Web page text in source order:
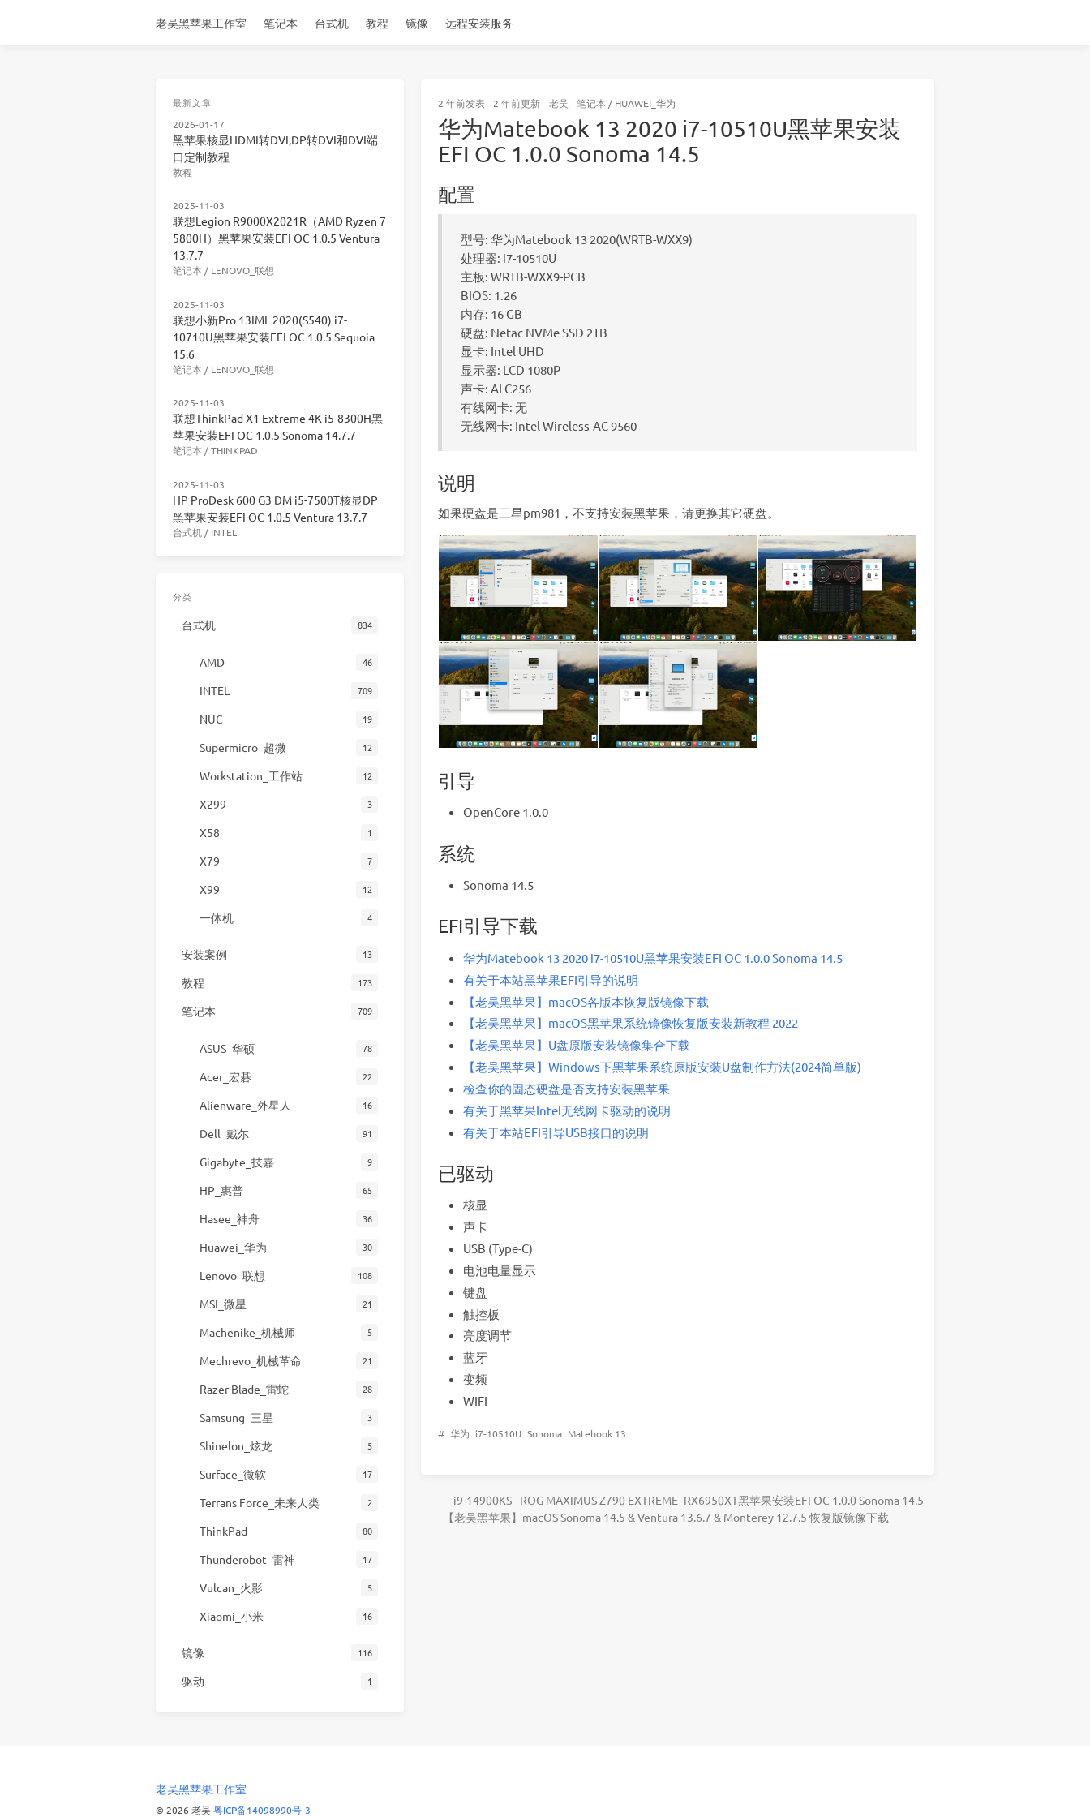
老吴黑苹果工作室 笔记本 台式机 教程 镜像 远程安装服务
2 年前发表 2 年前更新 老吴 笔记本 / HUAWEI_华为
华为Matebook 13 2020 i7-10510U黑苹果安装
EFI OC 1.0.0 Sonoma 14.5
配置
型号: 华为Matebook 13 2020(WRTB-WXX9)
处理器: i7-10510U
主板: WRTB-WXX9-PCB
BIOS: 1.26
内存: 16 GB
硬盘: Netac NVMe SSD 2TB
显卡: Intel UHD
显示器: LCD 1080P
声卡: ALC256
有线网卡: 无
无线网卡: Intel Wireless-AC 9560
说明
如果硬盘是三星pm981，不支持安装黑苹果，请更换其它硬盘。
引导
OpenCore 1.0.0
系统
Sonoma 14.5
EFI引导下载
华为Matebook 13 2020 i7-10510U黑苹果安装EFI OC 1.0.0 Sonoma 14.5
有关于本站黑苹果EFI引导的说明
【老吴黑苹果】macOS各版本恢复版镜像下载
【老吴黑苹果】macOS黑苹果系统镜像恢复版安装新教程 2022
【老吴黑苹果】U盘原版安装镜像集合下载
【老吴黑苹果】Windows下黑苹果系统原版安装U盘制作方法(2024简单版)
检查你的固态硬盘是否支持安装黑苹果
有关于黑苹果Intel无线网卡驱动的说明
有关于本站EFI引导USB接口的说明
已驱动
核显
声卡
USB (Type-C)
电池电量显示
键盘
触控板
亮度调节
蓝牙
变频
WIFI
# 华为 i7-10510U Sonoma Matebook 13
i9-14900KS - ROG MAXIMUS Z790 EXTREME -RX6950XT黑苹果安装EFI OC 1.0.0 Sonoma 14.5
【老吴黑苹果】macOS Sonoma 14.5 & Ventura 13.6.7 & Monterey 12.7.5 恢复版镜像下载
最新文章
2026-01-17
黑苹果核显HDMI转DVI,DP转DVI和DVI端
口定制教程
教程
2025-11-03
联想Legion R9000X2021R（AMD Ryzen 7
5800H）黑苹果安装EFI OC 1.0.5 Ventura
13.7.7
笔记本 / LENOVO_联想
2025-11-03
联想小新Pro 13IML 2020(S540) i7-
10710U黑苹果安装EFI OC 1.0.5 Sequoia
15.6
笔记本 / LENOVO_联想
2025-11-03
联想ThinkPad X1 Extreme 4K i5-8300H黑
苹果安装EFI OC 1.0.5 Sonoma 14.7.7
笔记本 /THINKPAD
2025-11-03
HP ProDesk 600 G3 DM i5-7500T核显DP
黑苹果安装EFI OC 1.0.5 Ventura 13.7.7
台式机 / INTEL
分类
台式机 834
AMD 46
INTEL 709
NUC 19
Supermicro_超微 12
Workstation_工作站 12
X299 3
X58 1
X79 7
X99 12
一体机 4
安装案例 13
教程 173
笔记本 709
ASUS_华硕 78
Acer_宏碁 22
Alienware_外星人 16
Dell_戴尔 91
Gigabyte_技嘉 9
HP_惠普 65
Hasee_神舟 36
Huawei_华为 30
Lenovo_联想 108
MSI_微星 21
Machenike_机械师 5
Mechrevo_机械革命 21
Razer Blade_雷蛇 28
Samsung_三星 3
Shinelon_炫龙 5
Surface_微软 17
Terrans Force_未来人类 2
ThinkPad 80
Thunderobot_雷神 17
Vulcan_火影 5
Xiaomi_小米 16
镜像 116
驱动 1
老吴黑苹果工作室
© 2026 老吴粤ICP备14098990号-3